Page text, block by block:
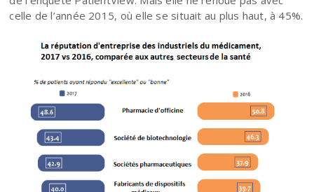
celle de l’année 2015, où elle se situait au plus haut, à 45%.